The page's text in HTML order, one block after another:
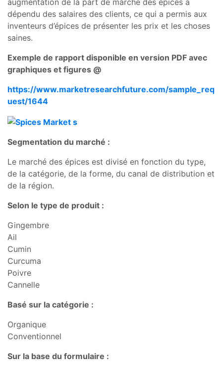
dépendu des salaires des clients, ce qui a permis aux
inventeurs d’épices de présenter les prix et les choses
saines.
Exemple de rapport disponible en version PDF avec
graphiques et figures @
https://www.marketresearchfuture.com/sample_req
uest/1644
Segmentation du marché :
Le marché des épices est divisé en fonction du type,
de la catégorie, de la forme, du canal de distribution et
de la région.
Selon le type de produit :
Gingembre
Ail
Cumin
Curcuma
Poivre
Cannelle
Basé sur la catégorie :
Organique
Conventionnel
Sur la base du formulaire :